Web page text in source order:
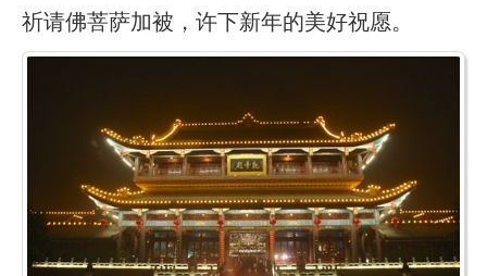
祈请佛菩萨加被，许下新年的美好祝愿。